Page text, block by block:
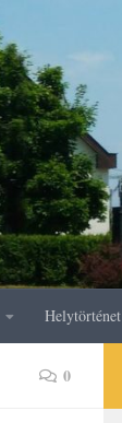
Helytörténet
0